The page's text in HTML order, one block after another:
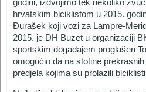
godini, izdvojimo tek nekoliko
hrvatskim biciklistom u 2015.
Đurašek koji vozi za Lampre-
2015. je DH Buzet u organizaciji
sportskim događajem proglašen
omogućio da na stotine
predjela kojima su prolazili